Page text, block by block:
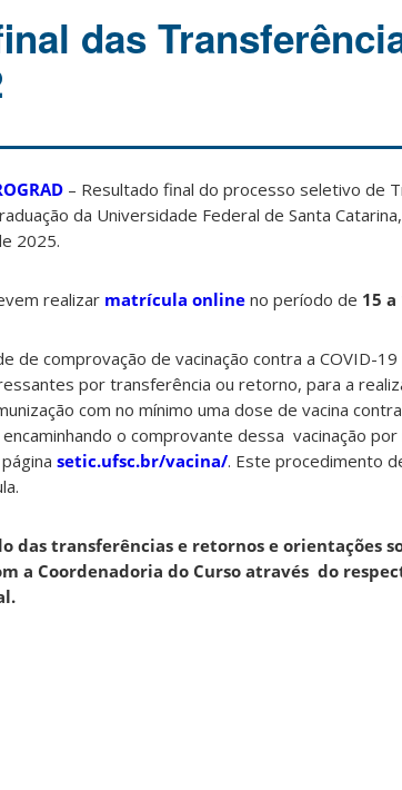
das
– Resultado final do processo seletivo de
da Universidade Federal de Santa
2025.
realizar matrícula online no período de 15
de comprovação de vacinação contra a COVID-
por transferência ou retorno, para a
com no mínimo uma dose de vacina
o comprovante dessa vacinação
setic.ufsc.br/vacina/. Este procedimento
das transferências e retornos e orientações
a Coordenadoria do Curso através do